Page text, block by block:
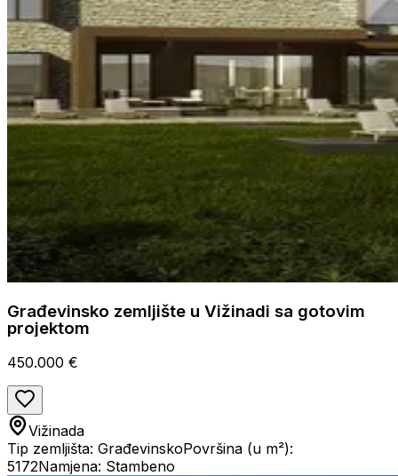
Građevinsko zemljište u Vižinadi sa gotovim
projektom
450.000 €
Vižinada
Tip zemljišta: GrađevinskoPovršina (u m²):
5172Namjena: Stambeno